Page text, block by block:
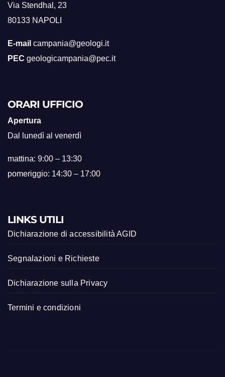
Via Stendhal, 23
80133 NAPOLI
E-mail campania@geologi.it
PEC geologicampania@pec.it
ORARI UFFICIO
Apertura
Dal lunedì al venerdì
mattina: 9:00 – 13:30
pomeriggio: 14:30 – 17:00
LINKS UTILI
Dichiarazione di accessibilità AGID
Segnalazioni e Richieste
Dichiarazione sulla Privacy
Termini e condizioni